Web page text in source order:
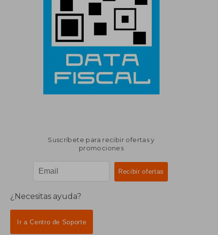
Suscríbete para recibir ofertas y
promociones
¿Necesitas ayuda?
Ir a Centro de Soporte